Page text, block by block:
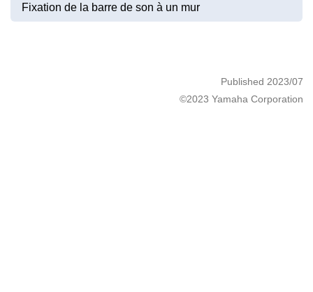
Fixation de la barre de son à un mur
Published 2023/07
©2023 Yamaha Corporation